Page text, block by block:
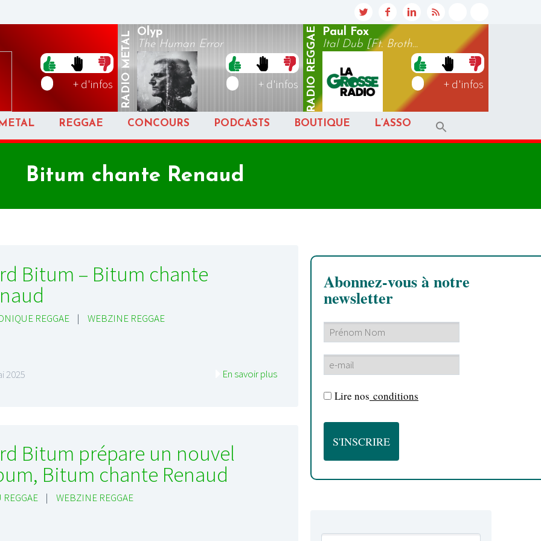
+ d'infos RADIO
METAL Olyp
The Human Error
+ d'infos RADIO
REGGAE
Paul Fox
Ital Dub [Ft. Broth...
+ d'infos
REGGAE CONCOURS PODCASTS BOUTIQUE L’ASSO
Bitum chante Renaud
Bitum – Bitum chante
REGGAE | WEBZINE REGGAE
2025 En savoir plus
Bitum prépare un nouvel
Bitum chante Renaud
REGGAE | WEBZINE REGGAE
Abonnez-vous à notre
newsletter
Lire nos conditions